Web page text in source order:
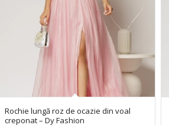
Rochie lungă roz de ocazie din voal
creponat – Dy Fashion